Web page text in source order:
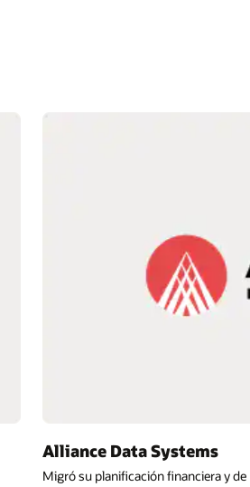
Alliance Data Systems
Migró su planificación financiera y